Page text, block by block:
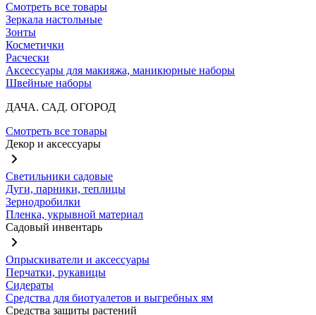
Смотреть все товары
Зеркала настольные
Зонты
Косметички
Расчески
Аксессуары для макияжа, маникюрные наборы
Швейные наборы
ДАЧА. САД. ОГОРОД
Смотреть все товары
Декор и аксессуары
Светильники садовые
Дуги, парники, теплицы
Зернодробилки
Пленка, укрывной материал
Садовый инвентарь
Опрыскиватели и аксессуары
Перчатки, рукавицы
Сидераты
Средства для биотуалетов и выгребных ям
Средства защиты растений